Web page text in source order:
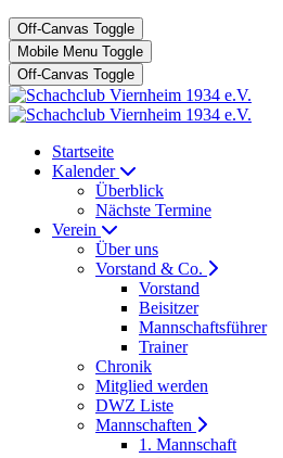
Off-Canvas Toggle
Mobile Menu Toggle
Off-Canvas Toggle
Startseite
Kalender
Überblick
Nächste Termine
Verein
Über uns
Vorstand & Co.
Vorstand
Beisitzer
Mannschaftsführer
Trainer
Chronik
Mitglied werden
DWZ Liste
Mannschaften
1. Mannschaft